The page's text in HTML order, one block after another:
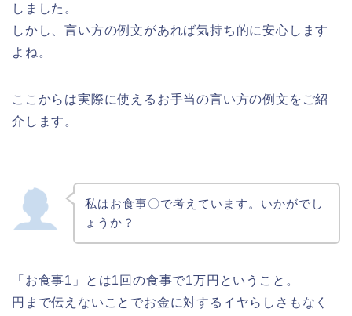
しました。
しかし、言い方の例文があれば気持ち的に安心します
よね。
ここからは実際に使えるお手当の言い方の例文をご紹
介します。
私はお食事〇で考えています。いかがでし
ょうか？
「お食事1」とは1回の食事で1万円ということ。
円まで伝えないことでお金に対するイヤらしさもなく